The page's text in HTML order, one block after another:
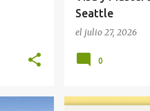
Seattle
el julio 27, 2026
0